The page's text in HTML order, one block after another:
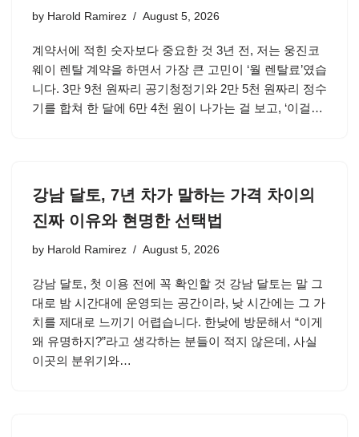
by Harold Ramirez August 5, 2026
계약서에 적힌 숫자보다 중요한 것 3년 전, 저는 웅진코
웨이 렌탈 계약을 하면서 가장 큰 고민이 ‘월 렌탈료’였습
니다. 3만 9천 원짜리 공기청정기와 2만 5천 원짜리 정수
기를 합쳐 한 달에 6만 4천 원이 나가는 걸 보고, ‘이걸…
강남 달토, 7년 차가 말하는 가격 차이의
진짜 이유와 현명한 선택법
by Harold Ramirez August 5, 2026
강남 달토, 첫 이용 전에 꼭 확인할 것 강남 달토는 말 그
대로 밤 시간대에 운영되는 공간이라, 낮 시간에는 그 가
치를 제대로 느끼기 어렵습니다. 한낮에 방문해서 “이게
왜 유명하지?”라고 생각하는 분들이 적지 않은데, 사실
이곳의 분위기와…